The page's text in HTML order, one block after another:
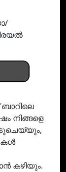
നിങ്ങളെ
കഴിയും.